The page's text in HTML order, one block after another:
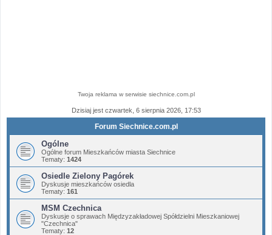
Twoja reklama w serwisie siechnice.com.pl
Dzisiaj jest czwartek, 6 sierpnia 2026, 17:53
Forum Siechnice.com.pl
Ogólne
Ogólne forum Mieszkańców miasta Siechnice
Tematy: 1424
Osiedle Zielony Pagórek
Dyskusje mieszkańców osiedla
Tematy: 161
MSM Czechnica
Dyskusje o sprawach Międzyzakładowej Spółdzielni Mieszkaniowej
"Czechnica"
Tematy: 12